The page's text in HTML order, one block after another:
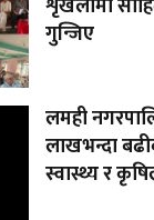
शृंखलामा
गुन्जिए
लमही
लाखभन्दा
स्वास्थ्य र